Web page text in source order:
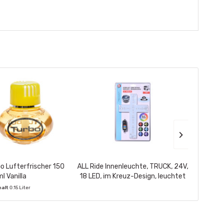
Lufterfrischer 150
Vanilla
0.15 Liter
ALL Ride Innenleuchte, TRUCK, 24V,
18 LED, im Kreuz-Design, leuchtet